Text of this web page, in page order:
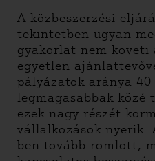
A közbeszerzési
tekintetben ugyan
gyakorlat nem követi
egyetlen
pályázatok aránya
legmagasabbak közé
ezek nagy részét
vállalkozások nyerik.
ben tovább romlott,